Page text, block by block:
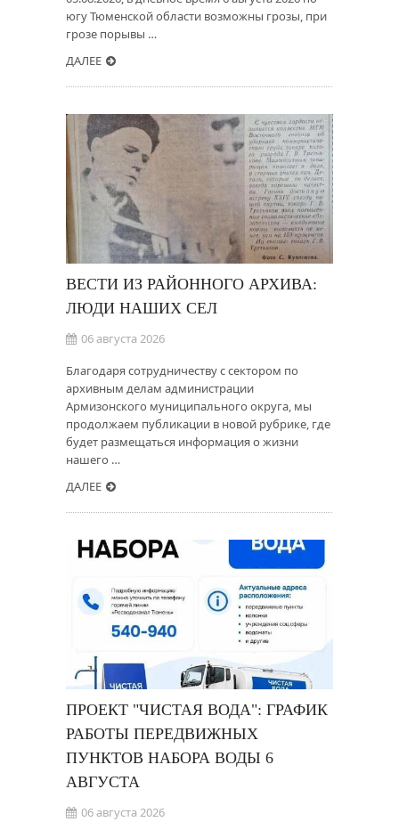
югу Тюменской области возможны грозы, при
грозе порывы …
ДАЛЕЕ
ВЕСТИ ИЗ РАЙОННОГО АРХИВА:
ЛЮДИ НАШИХ СЕЛ
06 августа 2026
Благодаря сотрудничеству с сектором по
архивным делам администрации
Армизонского муниципального округа, мы
продолжаем публикации в новой рубрике, где
будет размещаться информация о жизни
нашего …
ДАЛЕЕ
ПРОЕКТ "ЧИСТАЯ ВОДА": ГРАФИК
РАБОТЫ ПЕРЕДВИЖНЫХ
ПУНКТОВ НАБОРА ВОДЫ 6
АВГУСТА
06 августа 2026